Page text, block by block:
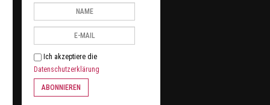
Ich akzeptiere die
Datenschutzerklärung
ABONNIEREN